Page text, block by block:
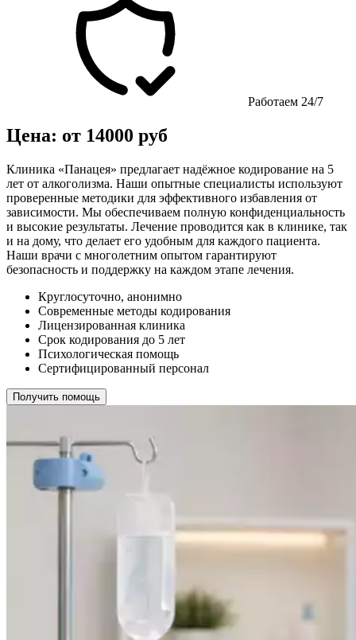
Работаем 24/7
Цена: от 14000 руб
Клиника «Панацея» предлагает надёжное кодирование на 5
лет от алкоголизма. Наши опытные специалисты используют
проверенные методики для эффективного избавления от
зависимости. Мы обеспечиваем полную конфиденциальность
и высокие результаты. Лечение проводится как в клинике, так
и на дому, что делает его удобным для каждого пациента.
Наши врачи с многолетним опытом гарантируют
безопасность и поддержку на каждом этапе лечения.
Круглосуточно, анонимно
Современные методы кодирования
Лицензированная клиника
Срок кодирования до 5 лет
Психологическая помощь
Сертифицированный персонал
Получить помощь